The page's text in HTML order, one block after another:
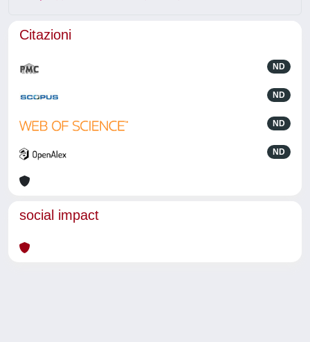
Citazioni
ND
ND
ND
ND
social impact